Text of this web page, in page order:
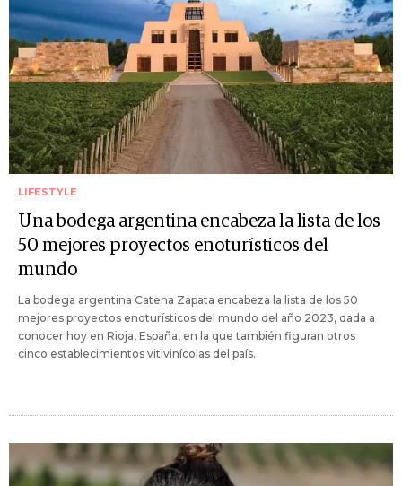
LIFESTYLE
Una bodega argentina encabeza la lista de los
50 mejores proyectos enoturísticos del
mundo
La bodega argentina Catena Zapata encabeza la lista de los 50
mejores proyectos enoturísticos del mundo del año 2023, dada a
conocer hoy en Rioja, España, en la que también figuran otros
cinco establecimientos vitivinícolas del país.